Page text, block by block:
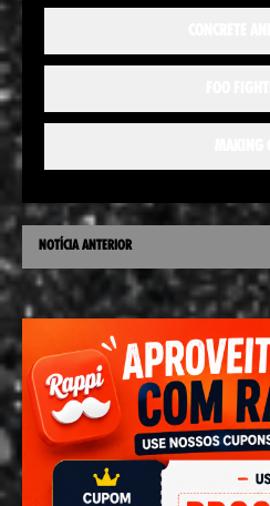
NOTÍCIA ANTERIOR